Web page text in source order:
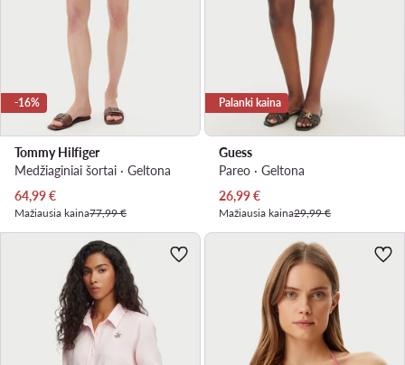
-16%
Tommy Hilfiger
Medžiaginiai šortai · Geltona
Dabartinė kaina
64,99€
Mažiausia kaina77,99 €
Palanki kaina
Guess
Pareo · Geltona
Dabartinė kaina
26,99€
Mažiausia kaina29,99 €